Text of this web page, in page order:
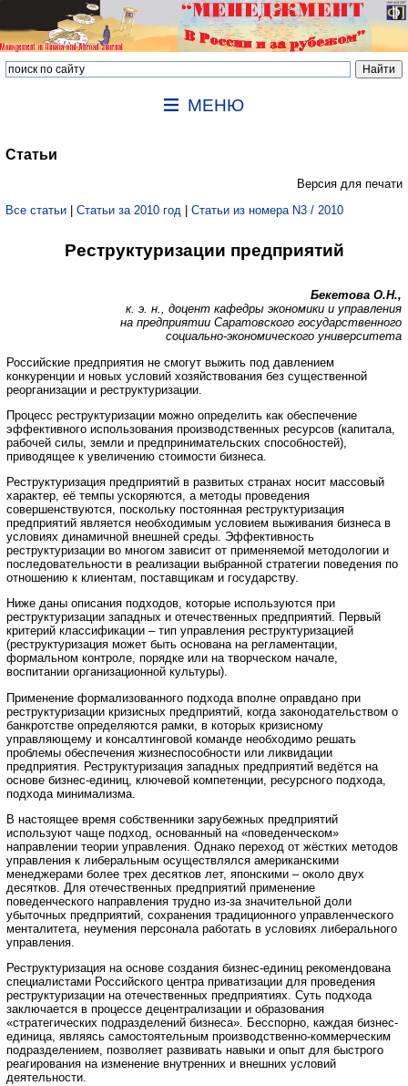
МЕНЮ
Статьи
Версия для печати
Все статьи | Статьи за 2010 год | Статьи из номера N3 / 2010
Реструктуризации предприятий
Бекетова О.Н.,
к. э. н., доцент кафедры экономики и управления
на предприятии Саратовского государственного
социально-экономического университета
Российские предприятия не смогут выжить под давлением
конкуренции и новых условий хозяйствования без существенной
реорганизации и реструктуризации.
Процесс реструктуризации можно определить как обеспечение
эффективного использования производственных ресурсов (капитала,
рабочей силы, земли и предпринимательских способностей),
приводящее к увеличению стоимости бизнеса.
Реструктуризация предприятий в развитых странах носит массовый
характер, её темпы ускоряются, а методы проведения
совершенствуются, поскольку постоянная реструктуризация
предприятий является необходимым условием выживания бизнеса в
условиях динамичной внешней среды. Эффективность
реструктуризации во многом зависит от применяемой методологии и
последовательности в реализации выбранной стратегии поведения по
отношению к клиентам, поставщикам и государству.
Ниже даны описания подходов, которые используются при
реструктуризации западных и отечественных предприятий. Первый
критерий классификации – тип управления реструктуризацией
(реструктуризация может быть основана на регламентации,
формальном контроле, порядке или на творческом начале,
воспитании организационной культуры).
Применение формализованного подхода вполне оправдано при
реструктуризации кризисных предприятий, когда законодательством о
банкротстве определяются рамки, в которых кризисному
управляющему и консалтинговой команде необходимо решать
проблемы обеспечения жизнеспособности или ликвидации
предприятия. Реструктуризация западных предприятий ведётся на
основе бизнес-единиц, ключевой компетенции, ресурсного подхода,
подхода минимализма.
В настоящее время собственники зарубежных предприятий
используют чаще подход, основанный на «поведенческом»
направлении теории управления. Однако переход от жёстких методов
управления к либеральным осуществлялся американскими
менеджерами более трех десятков лет, японскими – около двух
десятков. Для отечественных предприятий применение
поведенческого направления трудно из-за значительной доли
убыточных предприятий, сохранения традиционного управленческого
менталитета, неумения персонала работать в условиях либерального
управления.
Реструктуризация на основе создания бизнес-единиц рекомендована
специалистами Российского центра приватизации для проведения
реструктуризации на отечественных предприятиях. Суть подхода
заключается в процессе децентрализации и образования
«стратегических подразделений бизнеса». Бесспорно, каждая бизнес-
единица, являясь самостоятельным производственно-коммерческим
подразделением, позволяет развивать навыки и опыт для быстрого
реагирования на изменение внутренних и внешних условий
деятельности.